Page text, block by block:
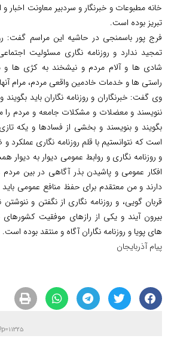
خانه مطبوعات و خبرنگار و سردبیر معاونت اخبار
تبریز بوده است.
فرج پور باسمنجی در حاشیه این مراسم گفت:
تمجید ندارد و روزنامه نگاری مسئولیت
شادی ها و آلام مردم و نیشخند به کژی ها
راستی ها و خدمات خادمین واقعی مردم، مرام
وی گفت: خبرنگاران و روزنامه نگاران باید بگویند
ننویسند و معضلات و مشکلات جامعه و مردم را
بگویند و بنویسند و بخشی از فسادها و یکه
است که نتوانستیم با قلم روزنامه نگاری عملکرد
و روزنامه نگاری و روابط عمومی دیوار به دیوار
افکار عمومی و پاشیدن بذر آگاهی در بین مردم
دارند و من معتقدم برای حفظ منافع عمومی
قربان گویی، و روزنامه نگاری از نگفتن و ننوشتن
بیرون آیند و یکی از رازهای موفقیت کشورهای
های پویا و روزنامه نگاران آگاه و منتقد بوده است.
پیام آذربایجان